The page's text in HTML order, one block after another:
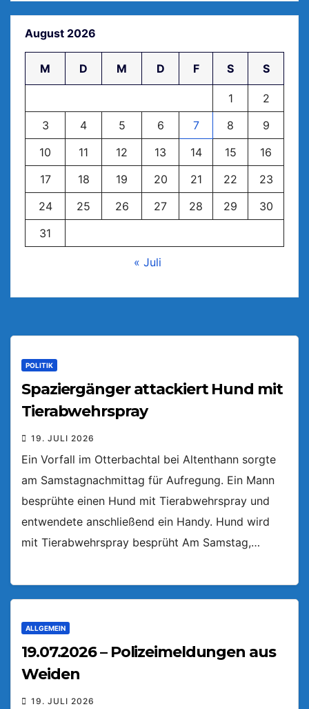
August 2026
M D M D F S S
1
2
3
4 5 6 7 8
9
10
11 12 13 14 15
16
17
18 19 20 21 22
23
24
25 26 27 28 29
30
31
« Juli
POLITIK
Spaziergänger attackiert Hund mit
Tierabwehrspray
19. JULI 2026
Ein Vorfall im Otterbachtal bei Altenthann sorgte
am Samstagnachmittag für Aufregung. Ein Mann
besprühte einen Hund mit Tierabwehrspray und
entwendete anschließend ein Handy. Hund wird
mit Tierabwehrspray besprüht Am Samstag,…
ALLGEMEIN
19.07.2026 – Polizeimeldungen aus
Weiden
19. JULI 2026